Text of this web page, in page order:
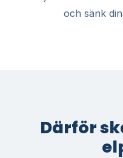
och sänk
Därför